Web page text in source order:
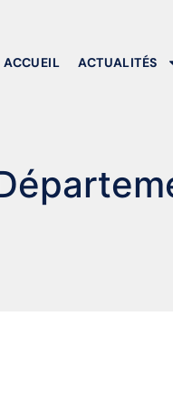
ACCUEIL ACTUALITÉS